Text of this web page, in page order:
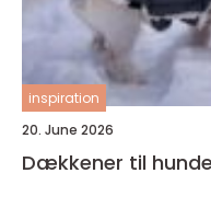
inspiration
20. June 2026
Dækkener til